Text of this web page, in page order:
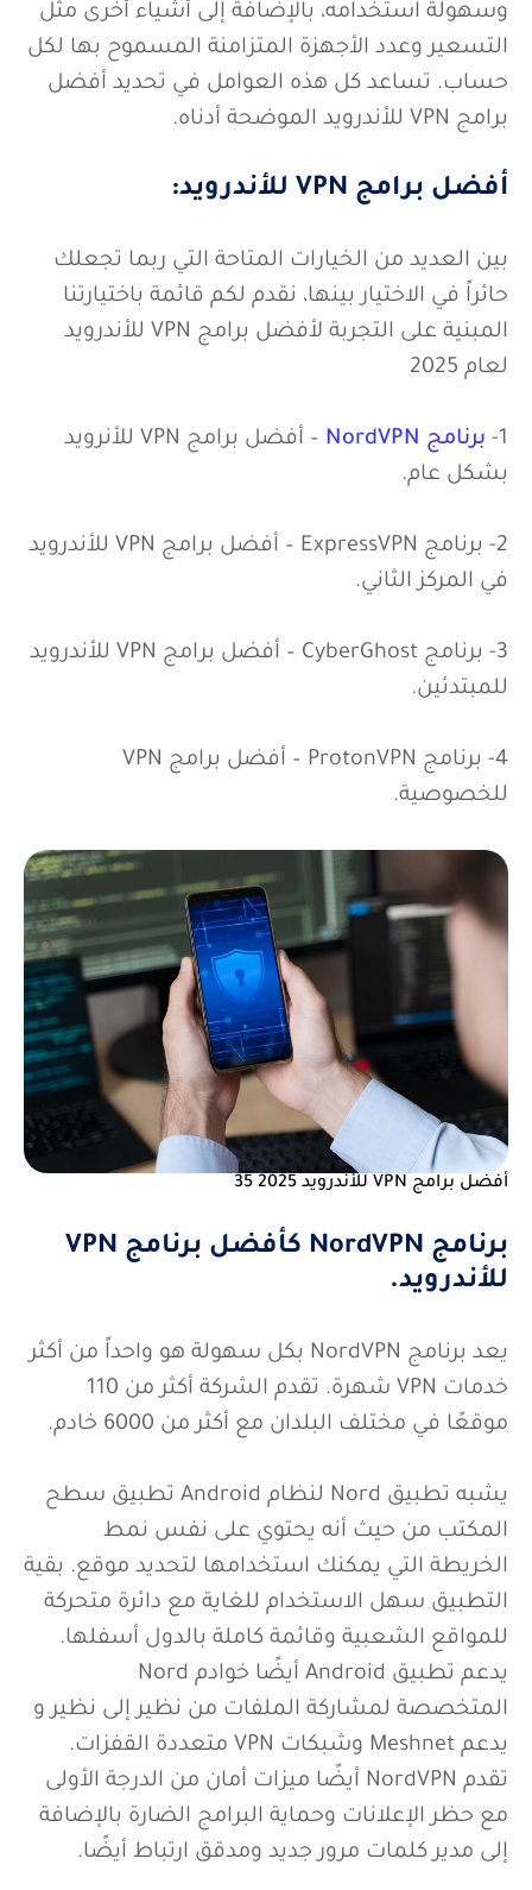
وسهولة استخدامه، بالإضافة إلى أشياء أخرى مثل
التسعير وعدد الأجهزة المتزامنة المسموح بها لكل
حساب. تساعد كل هذه العوامل في تحديد أفضل
برامج VPN للأندرويد الموضحة أدناه.
أفضل برامج VPN للأندرويد:
بين العديد من الخيارات المتاحة التي ربما تجعلك
حائراً في الاختيار بينها، نقدم لكم قائمة باختيارتنا
المبنية على التجربة لأفضل برامج VPN للأندرويد
لعام 2025
1- برنامج NordVPN
– أفضل برامج VPN للأنرويد
بشكل عام.
2- برنامج ExpressVPN – أفضل برامج VPN للأندرويد
في المركز الثاني.
3- برنامج CyberGhost – أفضل برامج VPN للأندرويد
للمبتدئين.
4- برنامج ProtonVPN – أفضل برامج VPN
للخصوصية.
أفضل برامج VPN للأندرويد 2025 35
برنامج NordVPN كأفضل برنامج VPN
للأندرويد.
يعد برنامج NordVPN بكل سهولة هو واحداً من أكثر
خدمات VPN شهرة. تقدم الشركة أكثر من 110
موقعًا في مختلف البلدان مع أكثر من 6000 خادم.
يشبه تطبيق Nord لنظام Android تطبيق سطح
المكتب من حيث أنه يحتوي على نفس نمط
الخريطة التي يمكنك استخدامها لتحديد موقع. بقية
التطبيق سهل الاستخدام للغاية مع دائرة متحركة
للمواقع الشعبية وقائمة كاملة بالدول أسفلها.
يدعم تطبيق Android أيضًا خوادم Nord
المتخصصة لمشاركة الملفات من نظير إلى نظير و
يدعم Meshnet وشبكات VPN متعددة القفزات.
تقدم NordVPN أيضًا ميزات أمان من الدرجة الأولى
مع حظر الإعلانات وحماية البرامج الضارة بالإضافة
إلى مدير كلمات مرور جديد ومدقق ارتباط أيضًا.